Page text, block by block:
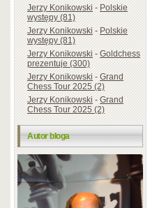
Jerzy Konikowski-Polskie
występy (81)
Jerzy Konikowski-Polskie
występy (81)
Jerzy Konikowski-Goldchess
prezentuje (300)
Jerzy Konikowski-Grand
Chess Tour 2025 (2)
Jerzy Konikowski-Grand
Chess Tour 2025 (2)
Autor bloga